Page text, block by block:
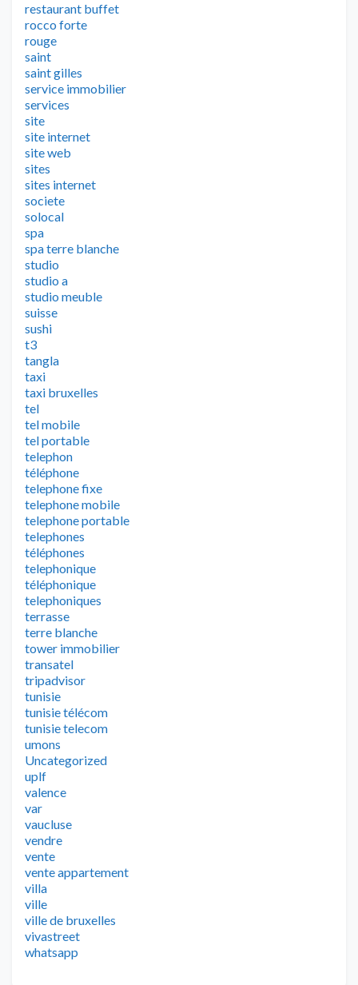
restaurant buffet
rocco forte
rouge
saint
saint gilles
service immobilier
services
site
site internet
site web
sites
sites internet
societe
solocal
spa
spa terre blanche
studio
studio a
studio meuble
suisse
sushi
t3
tangla
taxi
taxi bruxelles
tel
tel mobile
tel portable
telephon
téléphone
telephone fixe
telephone mobile
telephone portable
telephones
téléphones
telephonique
téléphonique
telephoniques
terrasse
terre blanche
tower immobilier
transatel
tripadvisor
tunisie
tunisie télécom
tunisie telecom
umons
Uncategorized
uplf
valence
var
vaucluse
vendre
vente
vente appartement
villa
ville
ville de bruxelles
vivastreet
whatsapp